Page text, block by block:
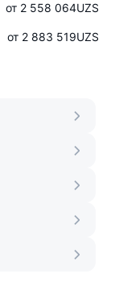
от 2 558 064UZS
от 2 883 519UZS